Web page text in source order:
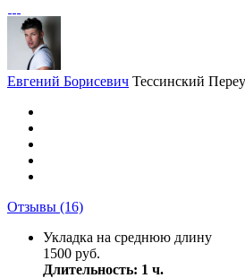
Евгений Борисевич Тессинский
Отзывы (16)
Укладка на среднюю длину
1500 руб.
Длительность: 1 ч.